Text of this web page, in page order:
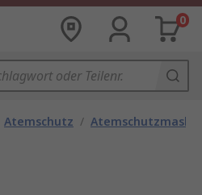
0
Atemschutz /